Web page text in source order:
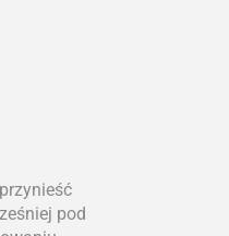
pod